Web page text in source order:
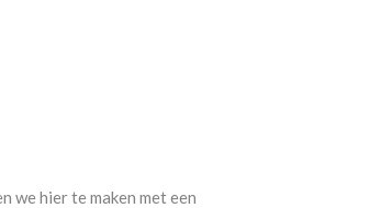
we hier te maken met een